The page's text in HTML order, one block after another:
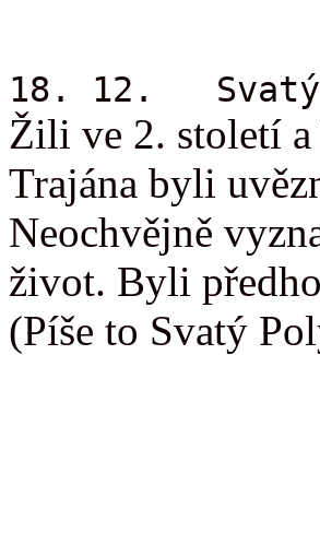
18. 12. Svatý
Žili ve 2. století
Trajána byli
Neochvějně
život. Byli
(Píše to Svatý